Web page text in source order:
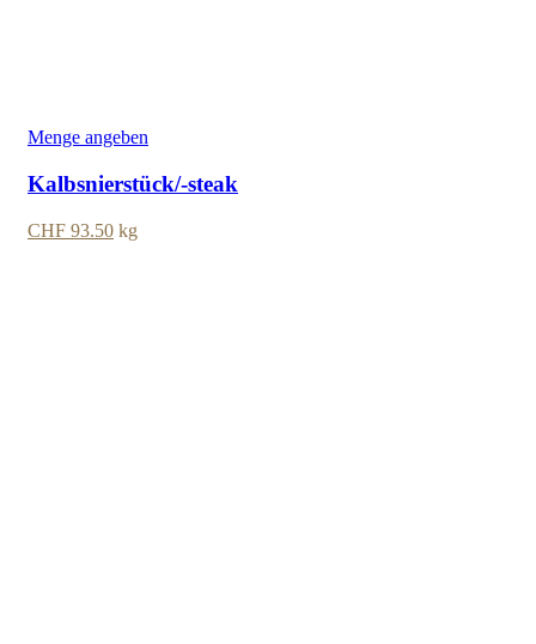
Menge angeben
Kalbsnierstück/-steak
CHF 93.50 kg